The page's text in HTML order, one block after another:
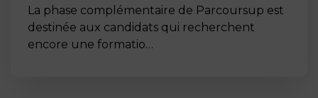
La phase complémentaire de Parcoursup est
destinée aux candidats qui recherchent
encore une formatio…